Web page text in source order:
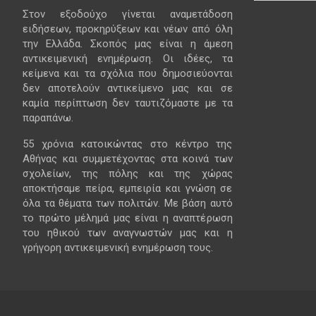
Στον εξοδούχο γίνεται αναμετάδοση
ειδήσεων, προκηρύξεων και νέων από όλη
την Ελλάδα. Σκοπός μας είναι η άμεση
αντικειμενική ενημέρωση. Οι ιδέες, τα
κείμενα και τα σχόλια που δημοσιεύονται
δεν αποτελούν αντικείμενο μας και σε
καμία περίπτωση δεν ταυτιζόμαστε με τα
παραπάνω.
55 χρόνια κατοικώντας στο κέντρο της
Αθήνας και συμμετέχοντας στα κοινά των
σχολείων, της πόλης και της χώρας
αποκτήσαμε πείρα, εμπειρία και γνώση σε
όλα τα θέματα των πολιτών. Με βάση αυτό
το πρώτο μέλημά μας είναι η αναπτέρωση
του ηθικού των αναγνωστών μας και η
γρήγορη αντικειμενική ενημέρωση τους.